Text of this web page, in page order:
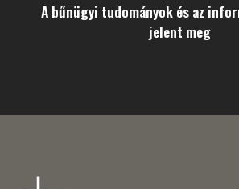
A bűnügyi tudományok és az
jelent meg